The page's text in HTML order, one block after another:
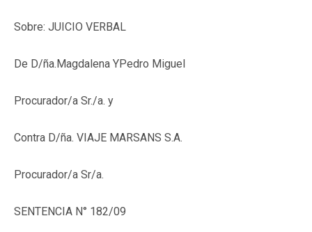
Sobre: JUICIO VERBAL
De D/ña.Magdalena YPedro Miguel
Procurador/a Sr./a. y
Contra D/ña. VIAJE MARSANS S.A.
Procurador/a Sr/a.
SENTENCIA N° 182/09